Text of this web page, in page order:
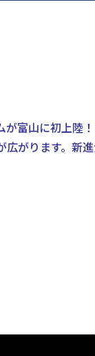
富山に初上陸
がります。新